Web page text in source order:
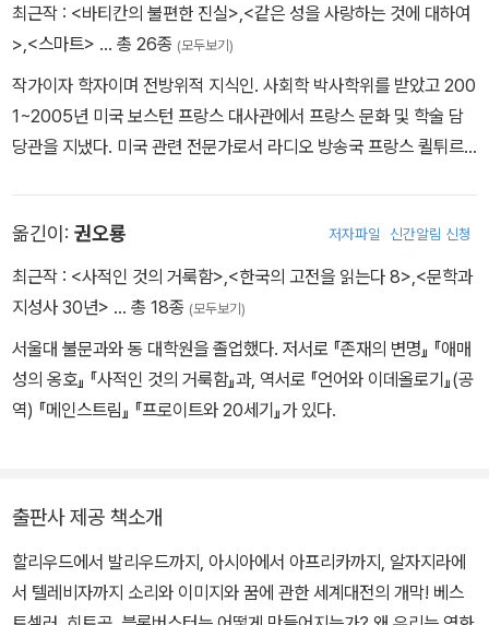
최근작 : <바티칸의 불편한 진실> <같은 성을 사랑하는 것에 대하여
> <스마트> … 총 26종 (모두보기)
작가이자 학자이며 전방위적 지식인. 사회학 박사학위를 받았고 200
1~2005년 미국 보스턴 프랑스 대사관에서 프랑스 문화 및 학술 담
당관을 지냈다. 미국 관련 전문가로서 라디오 방송국 프랑스 퀼튀르
하고 있다. 또한 2007년 이후로는 책 리뷰 사이트 nonfiction.fr을
운영하고 있다. 대중문화의 세계화를 다룬 베스트셀러 『메인스트림
Mainstream』은 전 세계 20개 언어로 번역·출간되는 등 크게 주목
한 보고서로서 호평을 받았다. 이번 책 『우리는 게이입니다』는 프랑
스에서 다큐멘터리로 각색해 방송되었으며, 20여 개국 언어로 번역
되었다. 이외에도 『68혁명 이후 프랑스의 동성연애』 『극장』 『미국
옮긴이: 권오룡 저자파일 신간알림 신청
최근작 : <사적인 것의 거룩함> <한국의 고전을 읽는다 8> <문학과
지성사 30년> … 총 18종 (모두보기)
서울대 불문과와 동 대학원을 졸업했다. 저서로 『존재의 변명』 『애매
성의 옹호』 『사적인 것의 거룩함』과, 역서로 『언어와 이데올로기』(공
역) 『메인스트림』 『프로이트와 20세기』가 있다.
출판사 제공 책소개
할리우드에서 발리우드까지, 아시아에서 아프리카까지, 알자지라에
서 텔레비자까지 소리와 이미지와 꿈에 관한 세계대전의 개막! 베스